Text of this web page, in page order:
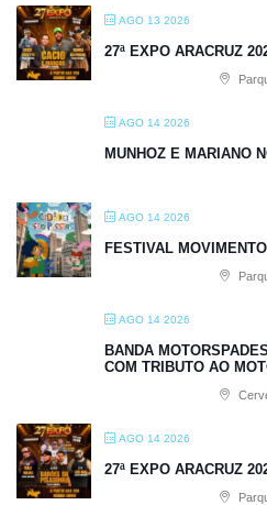
AGO 13 2026
27ª EXPO ARACRUZ
AGO 14 2026
MUNHOZ E MARIANO
AGO 14 2026
FESTIVAL
AGO 14 2026
BANDA
COM TRIBUTO AO
AGO 14 2026
27ª EXPO ARACRUZ